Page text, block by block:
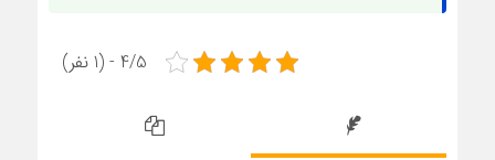
4/5 - (1 نفر)